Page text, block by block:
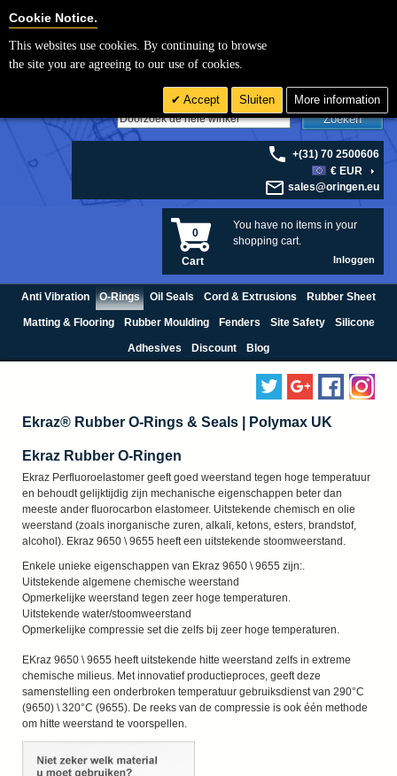
Zoeken
+(31) 70 2500606
€ EUR
sales@oringen.eu
You have no items in your
shopping cart.
0
Cart Inloggen
Anti Vibration O-Rings Oil Seals Cord & Extrusions Rubber Sheet
Matting & Flooring Rubber Moulding Fenders Site Safety Silicone
Adhesives Discount Blog
Ekraz® Rubber O-Rings & Seals | Polymax UK
Ekraz Rubber O-Ringen
Ekraz Perfluoroelastomer geeft goed weerstand tegen hoge temperatuur
en behoudt gelijktijdig zijn mechanische eigenschappen beter dan
meeste ander fluorocarbon elastomeer. Uitstekende chemisch en olie
weerstand (zoals inorganische zuren, alkali, ketons, esters, brandstof,
alcohol). Ekraz 9650 \ 9655 heeft een uitstekende stoomweerstand.
Enkele unieke eigenschappen van Ekraz 9650 \ 9655 zijn:.
Uitstekende algemene chemische weerstand
Opmerkelijke weerstand tegen zeer hoge temperaturen.
Uitstekende water/stoomweerstand
Opmerkelijke compressie set die zelfs bij zeer hoge temperaturen.
EKraz 9650 \ 9655 heeft uitstekende hitte weerstand zelfs in extreme
chemische milieus. Met innovatief productieproces, geeft deze
samenstelling een onderbroken temperatuur gebruiksdienst van 290°C
(9650) \ 320°C (9655). De reeks van de compressie is ook één methode
om hitte weerstand te voorspellen.
Cookie Notice.
This websites use cookies. By continuing to browse
the site you are agreeing to our use of cookies.
Accept Sluiten More information
Cookie Settings